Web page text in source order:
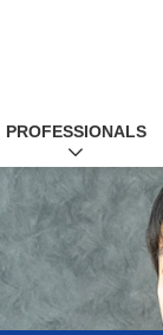
PROFESSIONALS